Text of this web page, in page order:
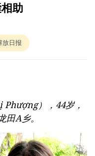
助
放日报
），44岁，
A乡。